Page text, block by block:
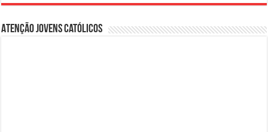
Atenção Jovens Católicos